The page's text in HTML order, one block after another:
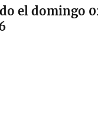
el domingo